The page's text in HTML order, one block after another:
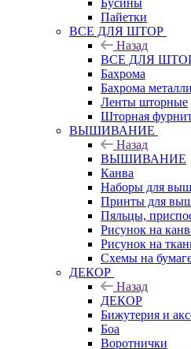
Бусины
Пайетки
ВСЕ ДЛЯ ШТОР
Назад
ВСЕ ДЛЯ
Бахрома
Бахрома
Ленты шторные
Шторная
ВЫШИВАНИЕ
Назад
ВЫШИВАНИЕ
Канва
Наборы для
Принты для
Пяльцы,
Рисунок на
Рисунок на
Схемы на
ДЕКОР
Назад
ДЕКОР
Бижутерия и
Боа
Воротнички